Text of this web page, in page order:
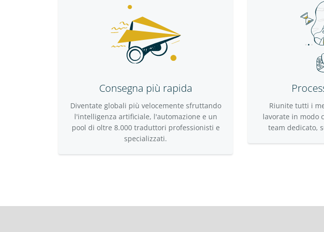
Consegna più rapida
Diventate globali più velocemente sfruttando
l'intelligenza artificiale, l'automazione e un
pool di oltre 8.000 traduttori professionisti e
specializzati.
Riunite tutti i
lavorate in modo
team dedicato,